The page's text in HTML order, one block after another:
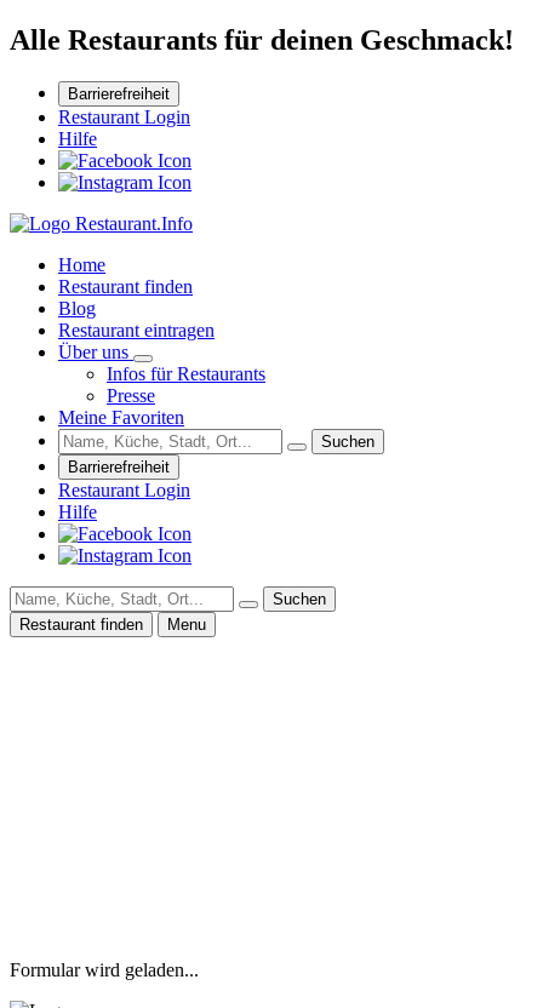
Alle Restaurants für deinen Geschmack!
Barrierefreiheit
Restaurant Login
Hilfe
Home
Restaurant finden
Blog
Restaurant eintragen
Über uns
Infos für Restaurants
Presse
Meine Favoriten
Suchen
Barrierefreiheit
Restaurant Login
Hilfe
Suchen
Restaurant finden
Menu
Formular wird geladen...